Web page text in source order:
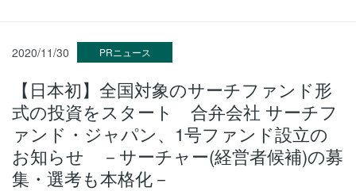
2020/11/30 PRニュース
【日本初】全国対象のサーチファンド形
式の投資をスタート 合弁会社 サーチフ
ァンド・ジャパン、1号ファンド設立の
お知らせ －サーチャー(経営者候補)の募
集・選考も本格化－